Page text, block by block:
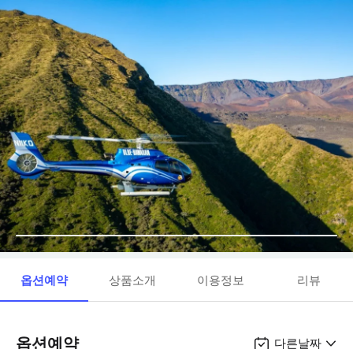
옵션예약 상품소개 이용정보 리뷰
옵션예약 다른날짜